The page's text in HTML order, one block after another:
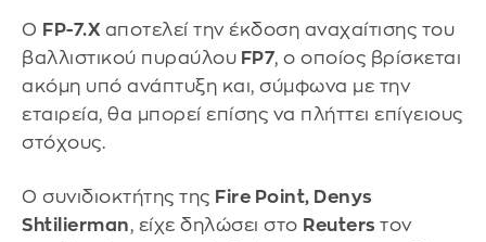
Ο FP-7.X αποτελεί την έκδοση αναχαίτισης του
βαλλιστικού πυραύλου FP7, ο οποίος βρίσκεται
ακόμη υπό ανάπτυξη και, σύμφωνα με την
εταιρεία, θα μπορεί επίσης να πλήττει επίγειους
στόχους.
Ο συνιδιοκτήτης της Fire Point, Denys
Shtilierman, είχε δηλώσει στο Reuters τον